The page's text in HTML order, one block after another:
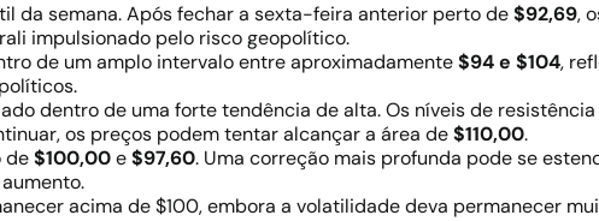
da semana. Após fechar a sexta-feira anterior perto de$92,69,
impulsionado pelo risco geopolítico.
de um amplo intervalo entre aproximadamente$94 e $104,
dentro de uma forte tendência de alta. Os níveis de
os preços podem tentar alcançar a área de$110,00.
de$100,00e$97,60. Uma correção mais profunda pode se
acima de $100, embora a volatilidade deva permanecer